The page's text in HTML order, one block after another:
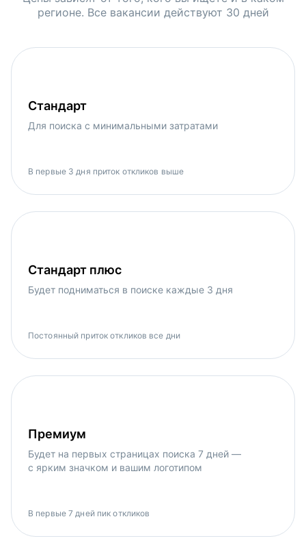
регионе. Все вакансии действуют 30 дней
Стандарт
Для поиска с минимальными затратами
В первые 3 дня приток откликов выше
Стандарт плюс
Будет подниматься в поиске каждые 3 дня
Постоянный приток откликов все дни
Премиум
Будет на первых страницах поиска 7 дней —
с ярким значком и вашим логотипом
В первые 7 дней пик откликов